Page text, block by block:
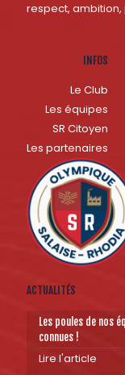
respect, ambition,
INFOS
Le Club
Les équipes
SR Citoyen
Les partenaires
ACTUALITÉS
Les poules de nos
connues !
Lire l'article